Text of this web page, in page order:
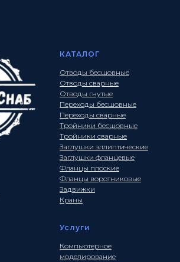
КАТАЛОГ
Отводы бесшовные
Отводы сварные
Отводы гнутые
Переходы бесшовные
Переходы сварные
Тройники бесшовные
Тройники сварные
Заглушки эллиптические
Заглушки фланцевые
Фланцы плоские
Фланцы воротниковые
Задвижки
Краны
Услуги
Компьютерное
моделирование